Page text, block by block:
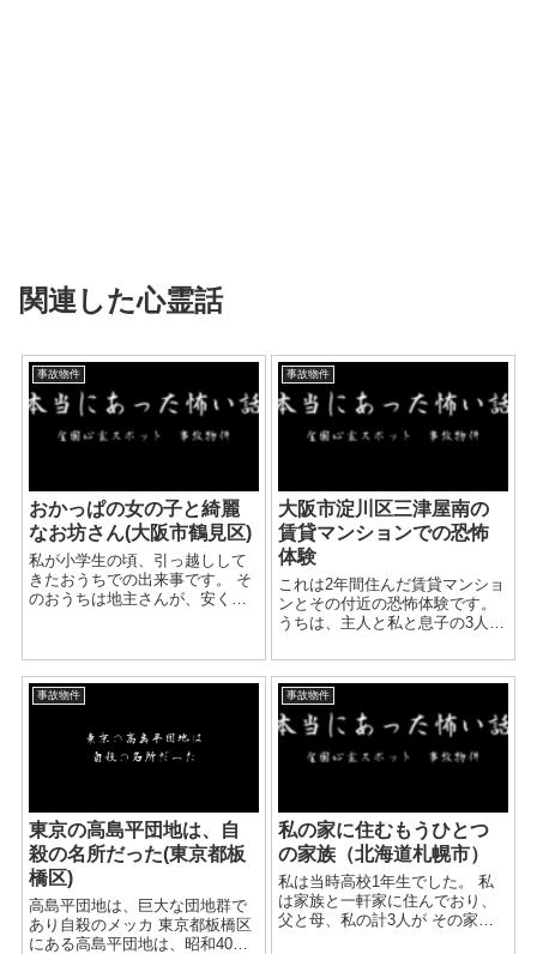
関連した心霊話
事故物件
おかっぱの女の子と綺麗
なお坊さん(大阪市鶴見区)
私が小学生の頃、引っ越しして
きたおうちでの出来事です。 そ
のおうちは地主さんが、安くで
もう更地になっています。 小学
校のテスト勉強を遅くまでやっ
ていました。 ...
事故物件
大阪市淀川区三津屋南の
賃貸マンションでの恐怖
体験
これは2年間住んだ賃貸マンショ
ンとその付近の恐怖体験です。
うちは、主人と私と息子の3人家
のときに大阪市淀川区三津屋南
と言うところに引っ越すことに
なりました。 4階建ての賃貸マ
ンション...
事故物件
東京の高島平団地は、自
殺の名所だった(東京都板
橋区)
高島平団地は、巨大な団地群で
あり自殺のメッカ 東京都板橋区
にある高島平団地は、昭和40年
事故物件
私の家に住むもうひとつ
の家族（北海道札幌市）
私は当時高校1年生でした。 私
は家族と一軒家に住んでおり、
父と母、私の計3人が その家に